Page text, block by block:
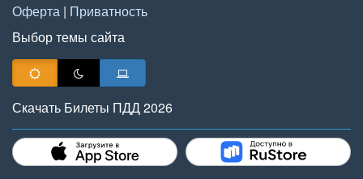
Оферта | Приватность
Выбор темы сайта
Скачать Билеты ПДД 2026